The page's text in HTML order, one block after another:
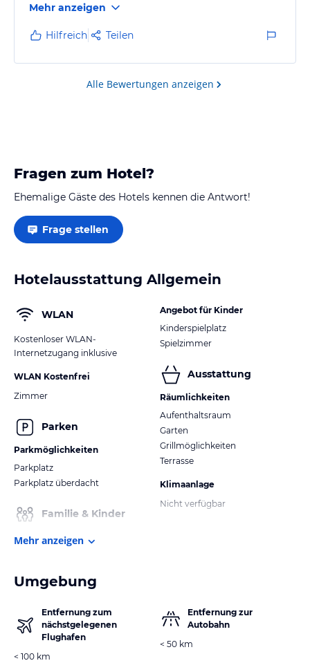
Mehr anzeigen
Hilfreich Teilen
Alle Bewertungen anzeigen
Fragen zum Hotel?
Ehemalige Gäste des Hotels kennen die Antwort!
Frage stellen
Hotelausstattung Allgemein
WLAN
Kostenloser WLAN-
Internetzugang inklusive
WLAN Kostenfrei
Zimmer
Parken
Parkmöglichkeiten
Parkplatz
Parkplatz überdacht
Familie & Kinder
Angebot für Kinder
Kinderspielplatz
Spielzimmer
Ausstattung
Räumlichkeiten
Aufenthaltsraum
Garten
Grillmöglichkeiten
Terrasse
Klimaanlage
Nicht verfügbar
Mehr anzeigen
Umgebung
Entfernung zum
nächstgelegenen
Flughafen
< 100 km
Entfernung zur
Autobahn
< 50 km